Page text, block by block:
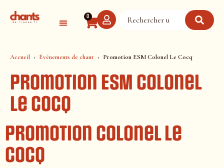
0
Accueil Événements de chant Promotion ESM Colonel Le Cocq
Promotion ESM Colonel
Le Cocq
Promotion Colonel Le
Cocq